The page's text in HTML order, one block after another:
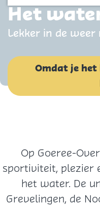
m
e
Het
Lekker in de weer
Omdat je
Op Goeree-
sportiviteit, plezier
het water. De
Grevelingen, de